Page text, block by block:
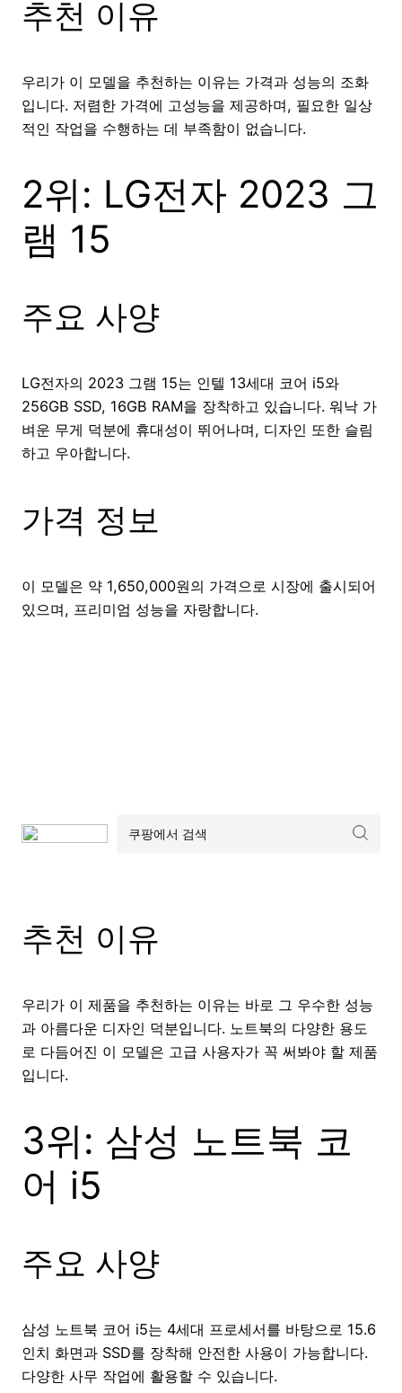
추천 이유
우리가 이 모델을 추천하는 이유는 가격과 성능의 조화
입니다. 저렴한 가격에 고성능을 제공하며, 필요한 일상
적인 작업을 수행하는 데 부족함이 없습니다.
2위: LG전자 2023 그
램 15
주요 사양
LG전자의 2023 그램 15는 인텔 13세대 코어 i5와
256GB SSD, 16GB RAM을 장착하고 있습니다. 워낙 가
벼운 무게 덕분에 휴대성이 뛰어나며, 디자인 또한 슬림
하고 우아합니다.
가격 정보
이 모델은 약 1,650,000원의 가격으로 시장에 출시되어
있으며, 프리미엄 성능을 자랑합니다.
추천 이유
우리가 이 제품을 추천하는 이유는 바로 그 우수한 성능
과 아름다운 디자인 덕분입니다. 노트북의 다양한 용도
로 다듬어진 이 모델은 고급 사용자가 꼭 써봐야 할 제품
입니다.
3위: 삼성 노트북 코
어 i5
주요 사양
삼성 노트북 코어 i5는 4세대 프로세서를 바탕으로 15.6
인치 화면과 SSD를 장착해 안전한 사용이 가능합니다.
다양한 사무 작업에 활용할 수 있습니다.